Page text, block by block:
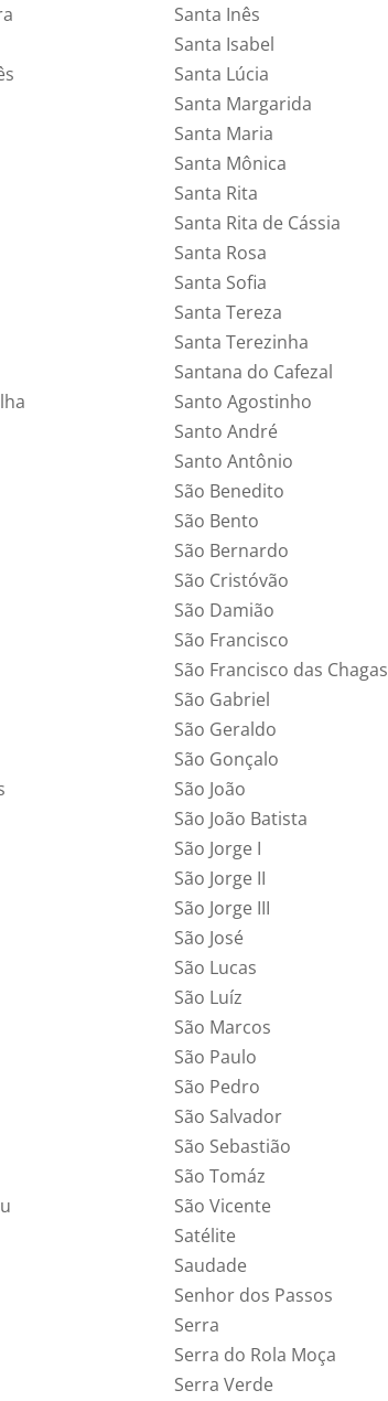
Santa Inês
Santa Isabel
Santa Lúcia
Santa Margarida
Santa Maria
Santa Mônica
Santa Rita
Santa Rita de Cássia
Santa Rosa
Santa Sofia
Santa Tereza
Santa Terezinha
Santana do Cafezal
Santo Agostinho
Santo André
Santo Antônio
São Benedito
São Bento
São Bernardo
São Cristóvão
São Damião
São Francisco
São Francisco das Chagas
São Gabriel
São Geraldo
São Gonçalo
São João
São João Batista
São Jorge I
São Jorge II
São Jorge III
São José
São Lucas
São Luíz
São Marcos
São Paulo
São Pedro
São Salvador
São Sebastião
São Tomáz
São Vicente
Satélite
Saudade
Senhor dos Passos
Serra
Serra do Rola Moça
Serra Verde